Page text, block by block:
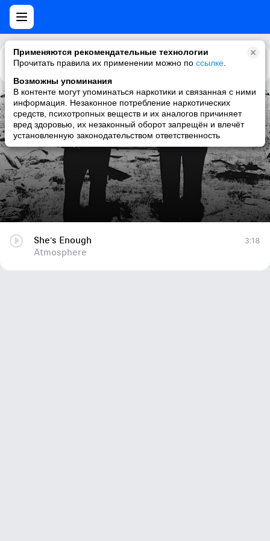
Применяются рекомендательные технологии
Прочитать правила их применении можно по ссылке
Возможны упоминания
В контенте могут упоминаться наркотики и связанная с ними
информация. Незаконное потребление наркотических
средств, психотропных веществ и их аналогов причиняет
вред здоровью, их незаконный оборот запрещён и влечёт
установленную законодательством ответственность
Каталог Рекомендации
She's Enough
Atmosphere
She's Enough
Atmosphere
3:18